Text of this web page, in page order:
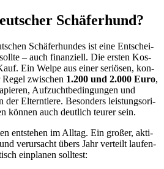
Schä­fer­hund?
Schä­fer­hun­des ist eine Ent­schei­
– auch finan­zi­ell. Die ers­ten Kos­
Ein Wel­pe aus einer seriö­sen, kon­
zwi­schen 1.200 und 2.000 Euro,
Auf­zucht­be­din­gun­gen und
der Eltern­tie­re. Beson­ders leis­tungs­ori­
kön­nen auch deut­lich teu­rer sein.
ent­ste­hen im All­tag. Ein gro­ßer, akti­
ver­ur­sacht übers Jahr ver­teilt lau­fen­
ein­pla­nen soll­test: